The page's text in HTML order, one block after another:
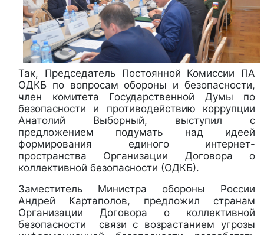
Так, Председатель Постоянной Комиссии ПА
ОДКБ по вопросам обороны и безопасности,
член комитета Государственной Думы по
безопасности и противодействию коррупции
Анатолий Выборный, выступил с
предложением подумать над идеей
формирования единого интернет-
пространства Организации Договора о
коллективной безопасности (ОДКБ).
Заместитель Министра обороны России
Андрей Картаполов, предложил странам
Организации Договора о коллективной
безопасности связи с возрастанием угрозы